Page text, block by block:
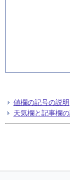
値欄の記号の説明
天気欄と記事欄